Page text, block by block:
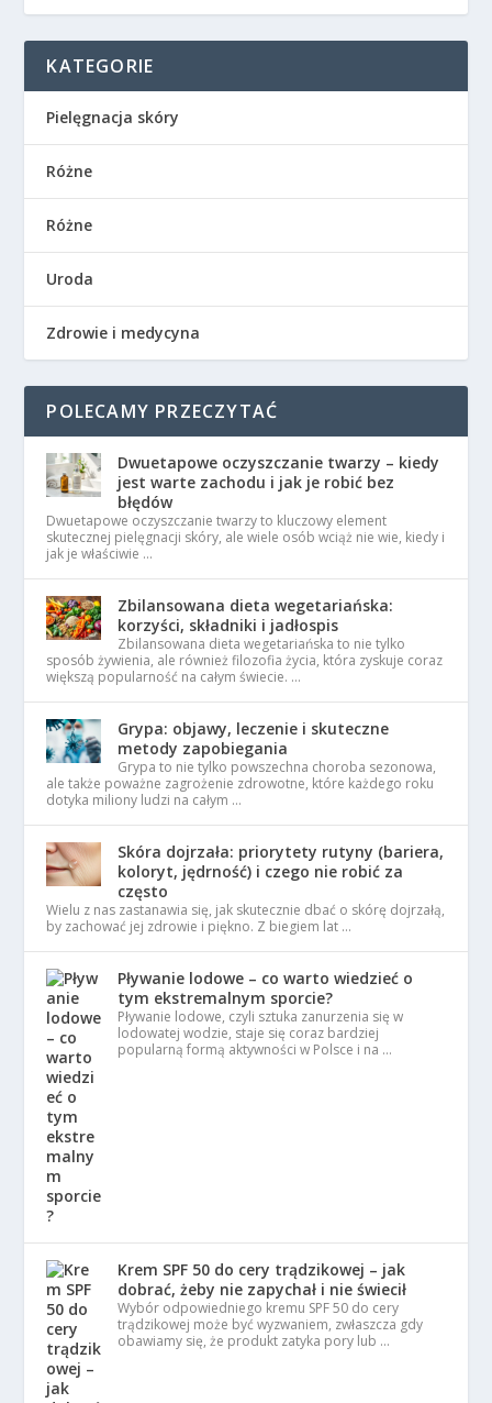
KATEGORIE
Pielęgnacja skóry
Różne
Różne
Uroda
Zdrowie i medycyna
POLECAMY PRZECZYTAĆ
Dwuetapowe oczyszczanie twarzy – kiedy
jest warte zachodu i jak je robić bez
błędów
Dwuetapowe oczyszczanie twarzy to kluczowy element
skutecznej pielęgnacji skóry, ale wiele osób wciąż nie wie, kiedy i
jak je właściwie …
Zbilansowana dieta wegetariańska:
korzyści, składniki i jadłospis
Zbilansowana dieta wegetariańska to nie tylko
sposób żywienia, ale również filozofia życia, która zyskuje coraz
większą popularność na całym świecie. …
Grypa: objawy, leczenie i skuteczne
metody zapobiegania
Grypa to nie tylko powszechna choroba sezonowa,
ale także poważne zagrożenie zdrowotne, które każdego roku
dotyka miliony ludzi na całym …
Skóra dojrzała: priorytety rutyny (bariera,
koloryt, jędrność) i czego nie robić za
często
Wielu z nas zastanawia się, jak skutecznie dbać o skórę dojrzałą,
by zachować jej zdrowie i piękno. Z biegiem lat …
Pływanie lodowe – co warto wiedzieć o
tym ekstremalnym sporcie?
Pływanie lodowe, czyli sztuka zanurzenia się w
lodowatej wodzie, staje się coraz bardziej
popularną formą aktywności w Polsce i na …
Krem SPF 50 do cery trądzikowej – jak
dobrać, żeby nie zapychał i nie świecił
Wybór odpowiedniego kremu SPF 50 do cery
trądzikowej może być wyzwaniem, zwłaszcza gdy
obawiamy się, że produkt zatyka pory lub …